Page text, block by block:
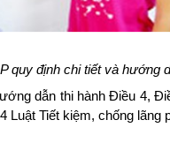
quy định chi tiết và hướng
dẫn thi hành Điều 4,
Tiết kiệm, chống lãng